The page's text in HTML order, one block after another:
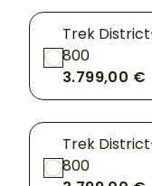
Trek
800
3.799,00 €
Trek
800